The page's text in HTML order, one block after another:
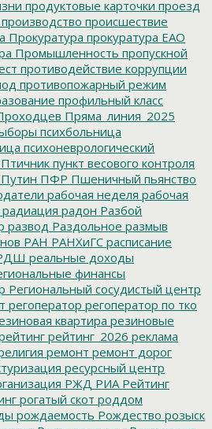
продуктовые карточки проезд
производство происшествие
Прокуратура прокуратура ЕАО
Промышленность пропускной
противодействие коррупции
противопожарный режим
профильный класс
Пряма_линия_2025
психбольница
психоневрологический
Птичник пункт весового контроля
Путин ПФР Пшеничный пьянство
рабочая неделя рабочая
радиация радон Разбой
развод Раздольное размыв
РАН РАНХиГС расписание
реальные доходы
финансы
Региональный сосудистый центр
регоператор регоператор по тко
квартира резиновые
рейтинг_2026 реклама
ремонт ремонт дорог
ресурсный центр
РЖД РИА Рейтинг
рогатый скот роддом
рождаемость Рождество розыск